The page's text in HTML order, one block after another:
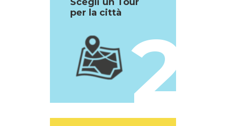
2
per la città